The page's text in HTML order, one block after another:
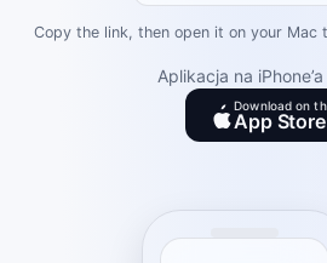
Copy the link, then open it on your Mac
Aplikacja na
Download on
App Store